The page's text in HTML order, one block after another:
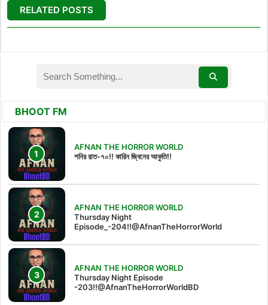
RELATED POSTS
BHOOT FM
AFNAN THE HORROR WORLD
শনির রাত-৭০!! কারিন জ্বিনের আকুতি!!
AFNAN THE HORROR WORLD
Thursday Night
Episode_-204!!@AfnanTheHorrorWorld
AFNAN THE HORROR WORLD
Thursday Night Episode
-203!!@AfnanTheHorrorWorldBD